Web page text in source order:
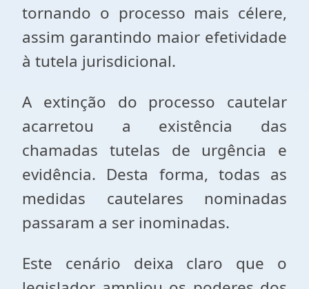
tornando o processo mais célere,
assim garantindo maior efetividade
à tutela jurisdicional.
A extinção do processo cautelar
acarretou a existência das
chamadas tutelas de urgência e
evidência. Desta forma, todas as
medidas cautelares nominadas
passaram a ser inominadas.
Este cenário deixa claro que o